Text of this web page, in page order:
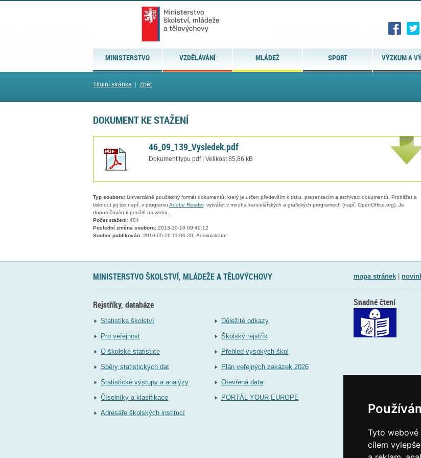
Tyto webové
cílem
MINISTERSTVO VZDĚLÁVÁNÍ MLÁDEŽ SPORT VÝZKUM A
Titulní stránka Zpět
DOKUMENT KE STAŽENÍ
46_09_139_Vysledek.pdf
Dokument typu pdf | Velikost 85,86 kB
Typ souboru: Univerzálně použitelný formát dokumentů, který je určen především k tisku, prezentacím a archivaci dokumentů. Prohlížet a
tisknout jej lze např. v programu Adobe Reader, vytvářet v mnoha kancelářských a grafických programech (např. OpenOffice.org). Je
doporučován k použití na webu.
Počet stažení: 484
Poslední změna souboru: 2013-10-10 09:49:12
Soubor publikován: 2010-05-26 11:06:20, Administrator
MINISTERSTVO ŠKOLSTVÍ, MLÁDEŽE A TĚLOVÝCHOVY mapa stránek|
Rejstříky, databáze
Statistika školství
Pro veřejnost
O školské statistice
Sběry statistických dat
Statistické výstupy a analýzy
Číselníky a klasifikace
Adresáře školských institucí
Důležité odkazy
Školský rejstřík
Přehled vysokých škol
Plán veřejných zakázek 2026
Otevřená data
PORTÁL YOUR EUROPE
Snadné čtení